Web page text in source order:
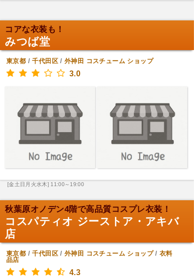
コアな衣装も！
みつば堂
東京都 /千代田区/外神田 コスチューム ショップ
3.0
[金土日月火水木] 11:00～19:00
秋葉原オノデン4階で高品質コスプレ衣装！
コスパティオ ジーストア・アキバ
店
東京都 /千代田区/外神田 コスチューム ショップ/衣料
品店
4.3